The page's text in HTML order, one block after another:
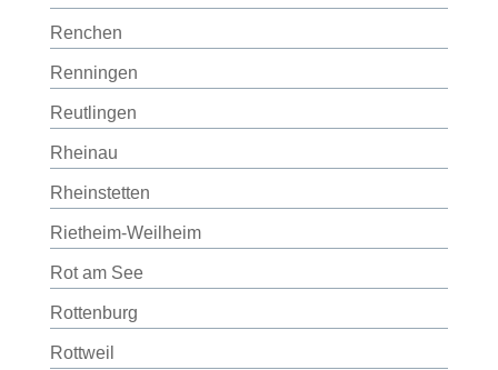
Renchen
Renningen
Reutlingen
Rheinau
Rheinstetten
Rietheim-Weilheim
Rot am See
Rottenburg
Rottweil